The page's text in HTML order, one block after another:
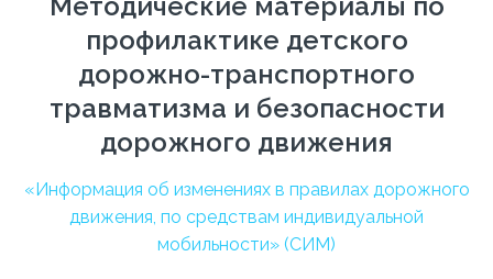
профилактике детского
дорожно-транспортного
травматизма и безопасности
дорожного движения
«Информация об изменениях в правилах дорожного
движения, по средствам индивидуальной
мобильности» (СИМ)